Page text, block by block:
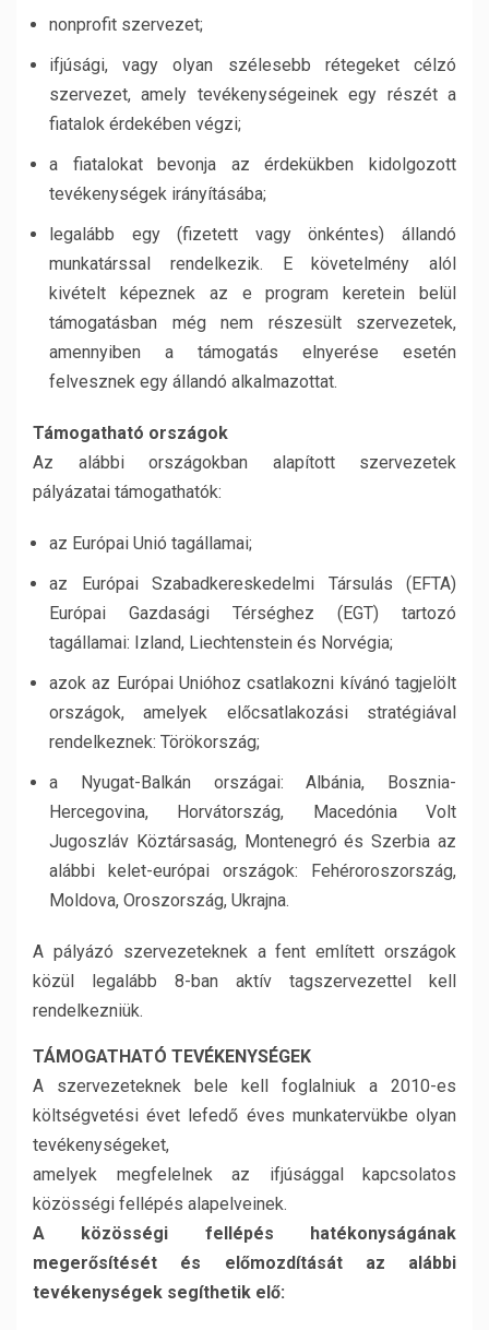
nonprofit szervezet;
ifjúsági, vagy olyan szélesebb rétegeket célzó
szervezet, amely tevékenységeinek egy részét a
fiatalok érdekében végzi;
a fiatalokat bevonja az érdekükben kidolgozott
tevékenységek irányításába;
legalább egy (fizetett vagy önkéntes) állandó
munkatárssal rendelkezik. E követelmény alól
kivételt képeznek az e program keretein belül
támogatásban még nem részesült szervezetek,
amennyiben a támogatás elnyerése esetén
felvesznek egy állandó alkalmazottat.
Támogatható országok
Az alábbi országokban alapított szervezetek
pályázatai támogathatók:
az Európai Unió tagállamai;
az Európai Szabadkereskedelmi Társulás (EFTA)
Európai Gazdasági Térséghez (EGT) tartozó
tagállamai: Izland, Liechtenstein és Norvégia;
azok az Európai Unióhoz csatlakozni kívánó tagjelölt
országok, amelyek előcsatlakozási stratégiával
rendelkeznek: Törökország;
a Nyugat-Balkán országai: Albánia, Bosznia-
Hercegovina, Horvátország, Macedónia Volt
Jugoszláv Köztársaság, Montenegró és Szerbia az
alábbi kelet-európai országok: Fehéroroszország,
Moldova, Oroszország, Ukrajna.
A pályázó szervezeteknek a fent említett országok
közül legalább 8-ban aktív tagszervezettel kell
rendelkezniük.
TÁMOGATHATÓ TEVÉKENYSÉGEK
A szervezeteknek bele kell foglalniuk a 2010-es
költségvetési évet lefedő éves munkatervükbe olyan
tevékenységeket,
amelyek megfelelnek az ifjúsággal kapcsolatos
közösségi fellépés alapelveinek.
A közösségi fellépés hatékonyságának
megerősítését és előmozdítását az alábbi
tevékenységek segíthetik elő: